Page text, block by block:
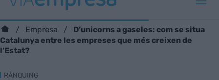
Empresa
D’unicorns a gaseles: com se situa
Catalunya entre les empreses que més creixen de
l’Estat?
RÀNQUING